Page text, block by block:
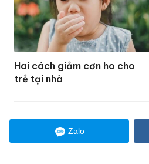
Hai cách giảm cơn ho cho
trẻ tại nhà
Zalo